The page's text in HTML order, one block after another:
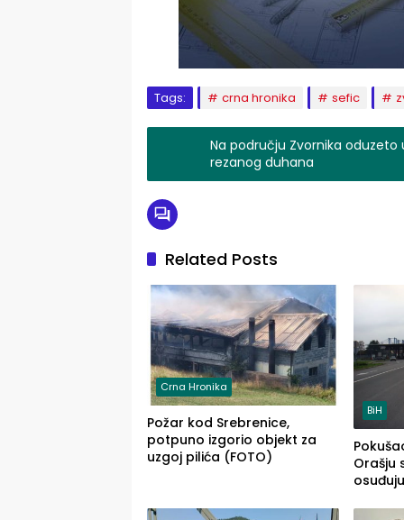
Tags: crna hronika sefic
Na području Zvornika oduzeto
rezanog duhana
Related Posts
Crna Hronika
Požar kod Srebrenice,
potpuno izgorio objekt za
uzgoj pilića (FOTO)
BiH
Orašju